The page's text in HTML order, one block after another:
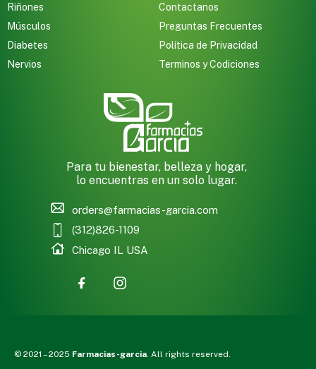
Riñones
Músculos
Diabetes
Nervios
Contactanos
Preguntas Frecuentes
Política de Privacidad
Terminos y Codiciones
Para tu bienestar, belleza y hogar,
lo encuentras en un solo lugar.
orders@farmacias-garcia.com
(312)826-1109
Chicago IL USA
© 2021 – 2025 Farmacias-garcia. All rights reserved.